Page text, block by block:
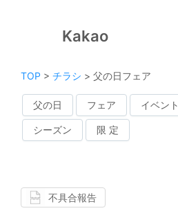
Kakao
TOP > チラシ > 父の日フェア
父の日 フェア イベント
シーズン 限 定
不具合報告